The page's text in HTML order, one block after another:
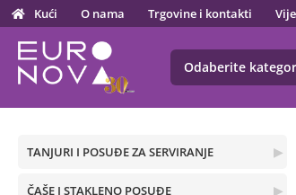
Kući O nama Trgovine i kontakti
Odaberite
▶
TANJURI I POSUĐE ZA SERVIRANJE
▶
ČAŠE I STAKLENO POSUĐE